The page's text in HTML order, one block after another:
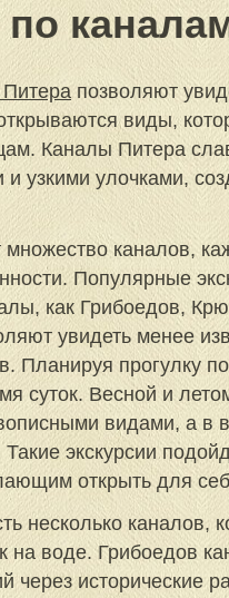
по
Питера позволяют
виды,
Каналы Питера
и узкими улочками,
множество каналов,
Популярные
как Грибоедов,
увидеть менее
Планируя прогулку
суток. Весной и
видами, а в
экскурсии
открыть для
несколько каналов,
на воде. Грибоедов
через исторические